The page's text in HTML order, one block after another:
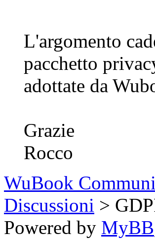
L'argomento
pacchetto
adottate da
Grazie
Rocco
WuBook
Discussioni >
Powered by MyBB